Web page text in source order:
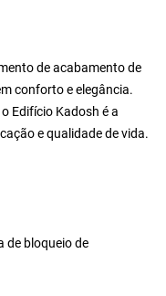
de acabamento de
conforto e elegância.
Edifício Kadosh é a
e qualidade de vida.
de bloqueio de